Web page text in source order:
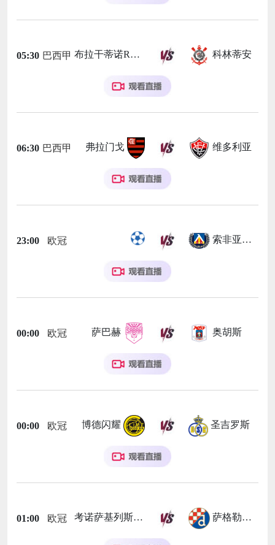
05:30 巴西甲 布拉干蒂诺RB 科林蒂安
06:30 巴西甲 弗拉门戈 维多利亚
23:00 欧冠 索非亚列夫斯基
00:00 欧冠 萨巴赫 奥胡斯
00:00 欧冠 博德闪耀 圣吉罗斯
01:00 欧冠 考诺萨基列斯 萨格勒布迪纳摩